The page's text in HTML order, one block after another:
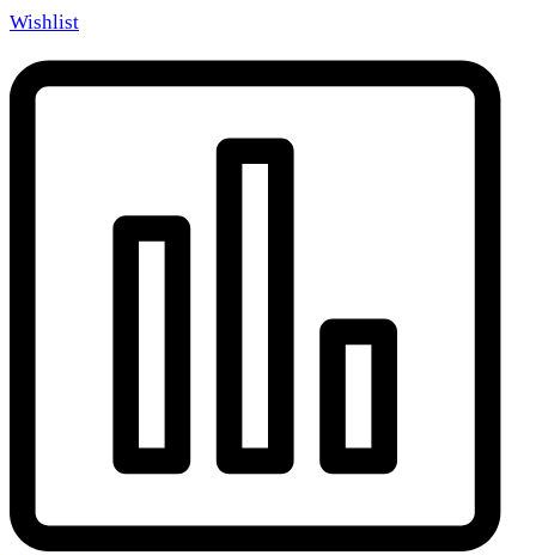
Wishlist